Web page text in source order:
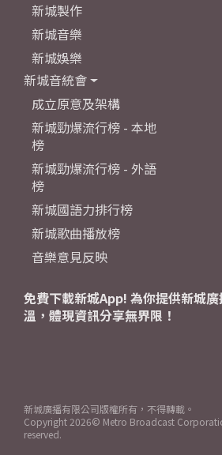
新城製作
新城音樂
新城娛樂
新城音統會
成立原意及架構
新城勁爆流行榜 - 本地
榜
新城勁爆流行榜 - 外語
榜
新城國語力排行榜
新城歌曲播放榜
音樂意見反映
免費下載新城App! 為你提供新城
溫，體現資訊分享無界限！
新城廣播有限公司版權所有，不得轉載。
Copyright 2026© Metro Broadcast
reserved.